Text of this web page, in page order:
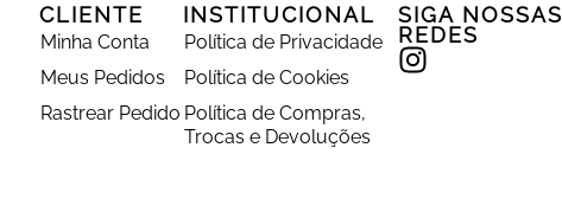
CLIENTE
Minha Conta
Meus Pedidos
Rastrear Pedido
INSTITUCIONAL
Política de Privacidade
Política de Cookies
Política de Compras,
Trocas e Devoluções
SIGA NOSSAS
REDES